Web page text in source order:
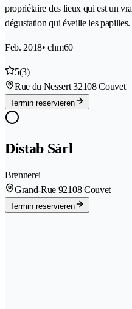
propriétaire des lieux qui est un
dégustation qui éveille les papilles.
Feb. 2018• chm60
5(3)
Rue du Nessert 32108 Couvet
Termin reservieren
Distab Sàrl
Brennerei
Grand-Rue 92108 Couvet
Termin reservieren